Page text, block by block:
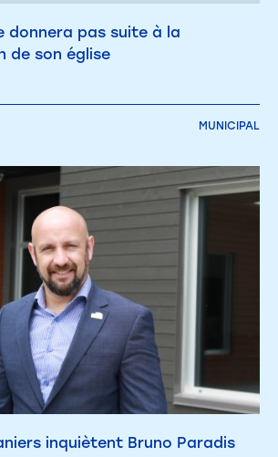
donnera pas suite à la
de son église
MUNICIPAL
inquiètent Bruno Paradis